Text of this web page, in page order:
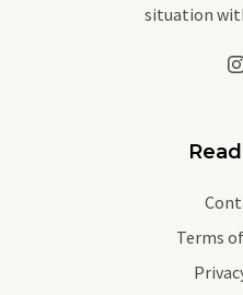
situation
Terms